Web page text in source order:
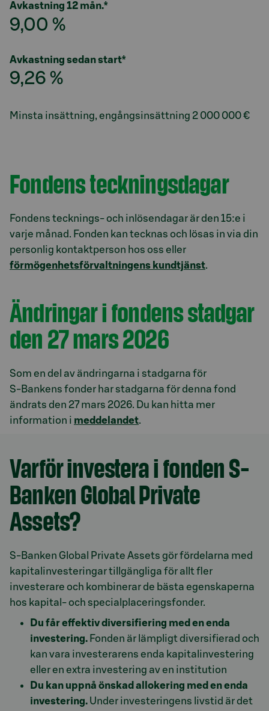
Avkastning 12 mån.*
9,00 %
Avkastning sedan start*
9,26 %
Minsta insättning, engångsinsättning 2 000 000 €
Fondens teckningsdagar
Fondens tecknings- och inlösendagar är den 15:e i
varje månad. Fonden kan tecknas och lösas in via din
personlig kontaktperson hos oss eller
förmögenhetsförvaltningens kundtjänst.
Ändringar i fondens stadgar
den 27 mars 2026
Som en del av ändringarna i stadgarna för
S‑Bankens fonder har stadgarna för denna fond
ändrats den 27 mars 2026. Du kan hitta mer
information i meddelandet.
Varför investera i fonden S-
Banken Global Private
Assets?
S-Banken Global Private Assets gör fördelarna med
kapitalinvesteringar tillgängliga för allt fler
investerare och kombinerar de bästa egenskaperna
hos kapital- och specialplaceringsfonder.
Du får effektiv diversifiering med en enda
investering. Fonden är lämpligt diversifierad och
kan vara investerarens enda kapitalinvestering
eller en extra investering av en institution
Du kan uppnå önskad allokering med en enda
investering. Under investeringens livstid är det